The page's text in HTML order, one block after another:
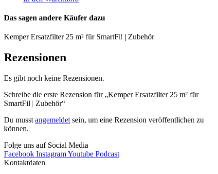
Das sagen andere Käufer dazu
Kemper Ersatzfilter 25 m² für SmartFil | Zubehör
Rezensionen
Es gibt noch keine Rezensionen.
Schreibe die erste Rezension für „Kemper Ersatzfilter 25 m² für
SmartFil | Zubehör“
Du musst angemeldet sein, um eine Rezension veröffentlichen zu
können.
Folge uns auf Social Media
Facebook InstagramYoutube Podcast
Kontaktdaten